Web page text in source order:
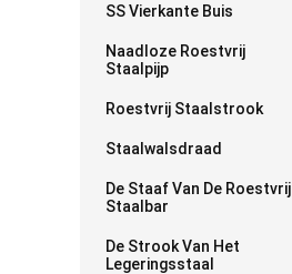
SS Vierkante Buis
Naadloze Roestvrij
Staalpijp
Roestvrij Staalstrook
Staalwalsdraad
De Staaf Van De Roestvrij
Staalbar
De Strook Van Het
Legeringsstaal